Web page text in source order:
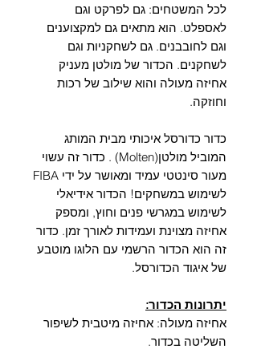
לכל המשטחים: גם לפרקט וגם
לאספלט. הוא מתאים גם למקצוענים
וגם לחובבנים. גם לשחקניות וגם
לשחקנים. הכדור של מולטן מעניק
אחיזה מעולה והוא שילוב של רכות
וחוזקה.
כדור כדורסל איכותי מבית המותג
המוביל מולטן(Molten) . כדור זה עשוי
מעור סינטטי עמיד ומאושר על ידי FIBA
לשימוש במשחקים! הכדור אידיאלי
לשימוש במגרשי פנים וחוץ, ומספק
אחיזה מצוינת ועמידות לאורך זמן. כדור
זה הוא הכדור הרשמי עם הלוגו מוטבע
של איגוד הכדורסל.
יתרונות הכדור:
אחיזה מעולה: אחיזה מיטבית לשיפור
השליטה בכדור.